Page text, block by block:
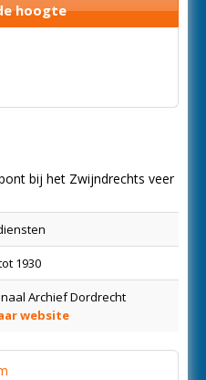
hoogte
bij het Zwijndrechts veer
1930
Archief Dordrecht
website